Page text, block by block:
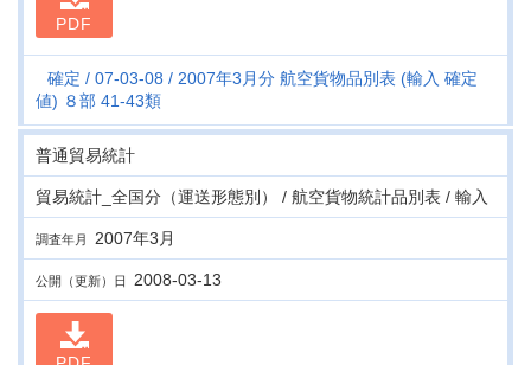
PDF
確定 07-03-08
2007年3月分 航空貨物品別表 (輸入 確定
値) ８部 41-43類
普通貿易統計
貿易統計_全国分（運送形態別） / 航空貨物統計品別表 / 輸入
調査年月 2007年3月
公開（更新）日 2008-03-13